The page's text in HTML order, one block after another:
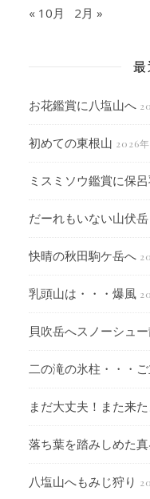
« 10月 2月 »
お花鑑賞に八塩山へ
初めての東根山 2026
ミスミソウ鑑賞に保
だーれもいない山伏岳
快晴の秋田駒ケ岳へ
乳頭山は・・・爆風
貝吹岳へスノーシュ
二の滝の氷柱・・・ご
まだ大丈夫！また来
落ち葉を踏みしめた
八塩山へもみじ狩り